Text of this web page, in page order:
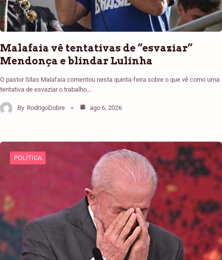
Malafaia vê tentativas de “esvaziar”
Mendonça e blindar Lulinha
O pastor Silas Malafaia comentou nesta quinta-feira sobre o que vê como uma
tentativa de esvaziar o trabalho…
By RodrigoDobre ago 6, 2026
POLÍTICA